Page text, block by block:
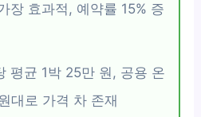
장 효과적, 예약률 15% 증
평균 1박 25만 원, 공용 온
대로 가격 차 존재